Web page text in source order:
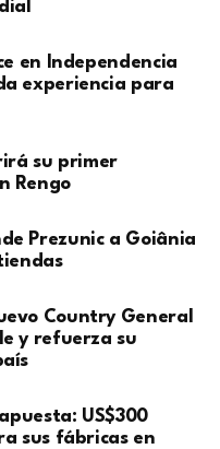
en Independencia
experiencia para
su primer
Rengo
Prezunic a Goiânia
Country General
y refuerza su
US$300
sus fábricas en